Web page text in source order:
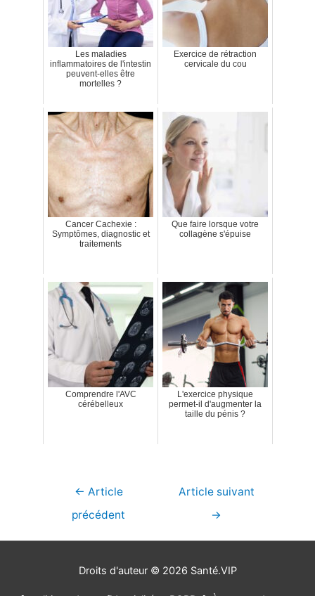
Les maladies
inflammatoires de l'intestin
peuvent-elles être
mortelles ?
Exercice de rétraction
cervicale du cou
Cancer Cachexie :
Symptômes, diagnostic et
traitements
Que faire lorsque votre
collagène s'épuise
Comprendre l'AVC
cérébelleux
L'exercice physique
permet-il d'augmenter la
taille du pénis ?
Navigation
← Article
précédent
Article suivant
→
Droits d'auteur © 2026 Santé.VIP